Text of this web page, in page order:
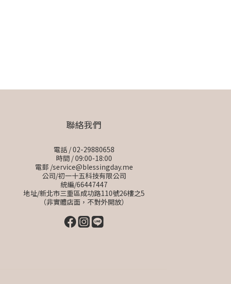
聯絡我們
電話 / 02-29880658
時間 / 09:00-18:00
電郵 /service@blessingday.me
公司/初一十五科技有限公司
統編/66447447
地址/新北市三重區成功路110號26樓之5
（非實體店面，不對外開放）